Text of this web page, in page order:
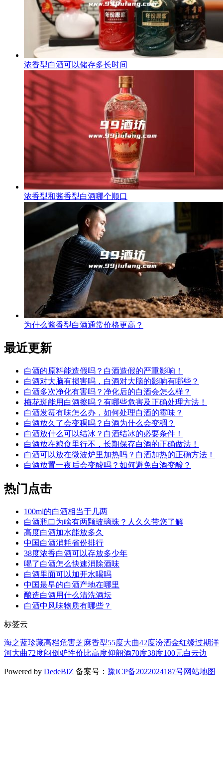
浓香型白酒可以储存多长时间
浓香型和酱香型白酒哪个顺口
为什么酱香型白酒通常价格更高？
最近更新
白酒的原料能造假吗？白酒造假的严重影响！
白酒对大脑有损害吗，白酒对大脑的影响有哪些？
白酒多次净化有害吗？净化后的白酒会怎么样？
梅花斑能用白酒擦吗？有哪些危害及正确处理方法！
白酒发霉有味怎么办，如何处理白酒的霉味？
白酒放久了会变稠吗？白酒为什么会变稠？
白酒放什么可以结冰？白酒结冰的必要条件！
白酒放在粮食里行不，长期保存白酒的正确做法！
白酒可以放在微波炉里加热吗？白酒加热的正确方法！
白酒放置一夜后会变酸吗？如何避免白酒变酸？
热门点击
100ml的白酒相当于几两
白酒瓶口为啥有两颗玻璃珠？人久久带您了解
高度白酒加水能放多久
中国白酒消耗省份排行
38度浓香白酒可以存放多少年
喝了白酒怎么快速消除酒味
白酒里面可以加开水喝吗
中国最早的白酒产地在哪里
酿造白酒用什么清洗酒坛
白酒中风味物质有哪些？
标签云
海之蓝珍藏高档危害芝麻香型55度大曲42度汾酒金红缘过期洋
河大曲72度闷倒驴性价比高度仰韶酒70度38度100元白云边
Powered by DedeBIZ 备案号： 豫ICP备2022024187号网站地图